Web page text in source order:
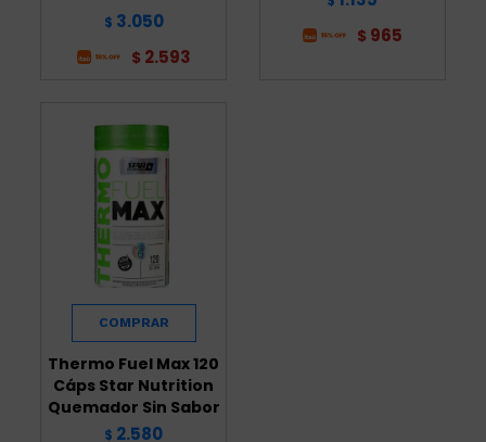
$ 3.050
$ 2.593
$ 965
Thermo Fuel Max 120
Cáps Star Nutrition
Quemador Sin Sabor
$ 2.580